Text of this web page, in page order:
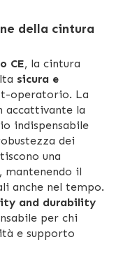
della cintura
CE, la cintura
sicura e
operatorio. La
accattivante la
indispensabile
dei
una
, mantenendo il
anche nel tempo.
and durability
per chi
e supporto